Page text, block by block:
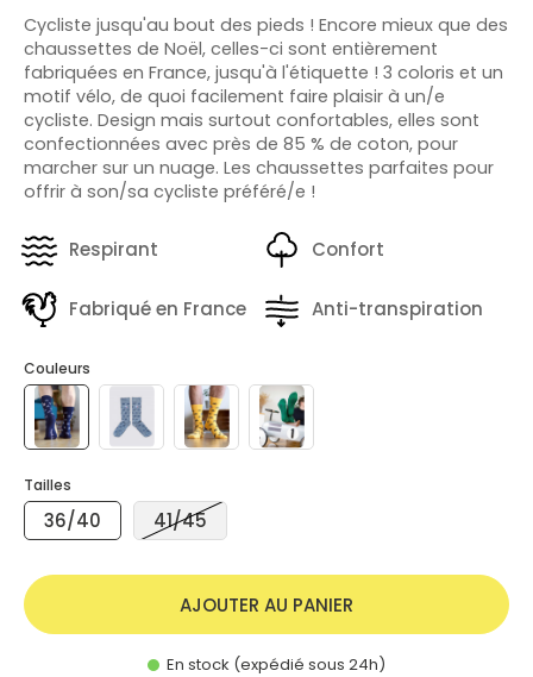
Cycliste jusqu'au bout des pieds ! Encore mieux que des
chaussettes de Noël, celles-ci sont entièrement
fabriquées en France, jusqu'à l'étiquette ! 3 coloris et un
motif vélo, de quoi facilement faire plaisir à un/e
cycliste. Design mais surtout confortables, elles sont
confectionnées avec près de 85 % de coton, pour
marcher sur un nuage. Les chaussettes parfaites pour
offrir à son/sa cycliste préféré/e !
Respirant Confort
Fabriqué en France Anti-transpiration
Couleurs
Tailles
36/40 41/45
AJOUTER AU PANIER
En stock (expédié sous 24h)